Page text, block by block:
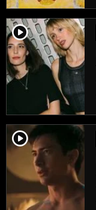
player2
player2